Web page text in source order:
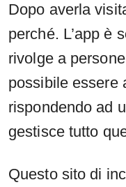
Dopo averla
perché. L’app è
rivolge a
possibile essere
rispondendo ad
gestisce tutto
Questo sito di